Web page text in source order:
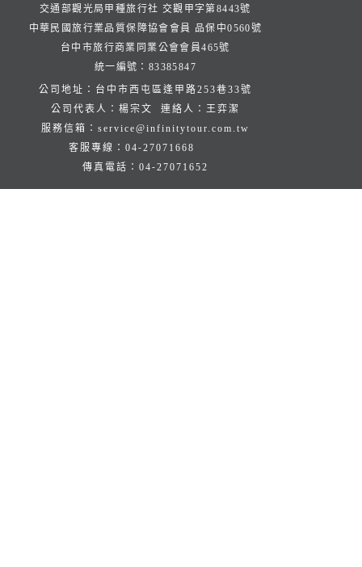
交通部觀光局甲種旅行社 交觀甲字第8443號
中華民國旅行業品質保障協會會員 品保中0560號
台中市旅行商業同業公會會員465號
統一編號：83385847
公司地址：台中市西屯區逢甲路253巷33號
公司代表人：楊宗文 連絡人：王弈潔
服務信箱： service@infinitytour.com.tw
客服專線： 04-27071668
傳真電話： 04-27071652